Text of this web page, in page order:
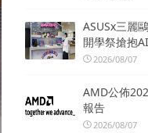
ASUSx三麗
開學祭搶抱
2026/08/07
AMD公佈
報告
2026/08/07